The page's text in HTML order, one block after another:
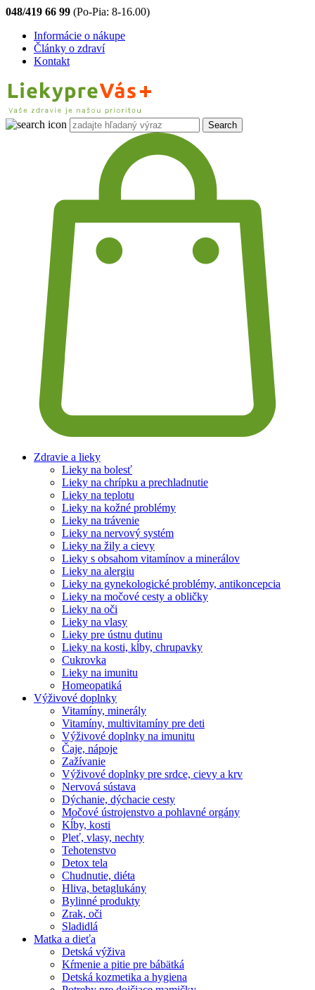
048/419 66 99 (Po-Pia: 8-16.00)
Informácie o nákupe
Články o zdraví
Kontakt
Zdravie a lieky
Lieky na bolesť
Lieky na chrípku a prechladnutie
Lieky na teplotu
Lieky na kožné problémy
Lieky na trávenie
Lieky na nervový systém
Lieky na žily a cievy
Lieky s obsahom vitamínov a minerálov
Lieky na alergiu
Lieky na gynekologické problémy, antikoncepcia
Lieky na močové cesty a obličky
Lieky na oči
Lieky na vlasy
Lieky pre ústnu dutinu
Lieky na kosti, kĺby, chrupavky
Cukrovka
Lieky na imunitu
Homeopatiká
Výživové doplnky
Vitamíny, minerály
Vitamíny, multivitamíny pre deti
Výživové doplnky na imunitu
Čaje, nápoje
Zažívanie
Výživové doplnky pre srdce, cievy a krv
Nervová sústava
Dýchanie, dýchacie cesty
Močové ústrojenstvo a pohlavné orgány
Kĺby, kosti
Pleť, vlasy, nechty
Tehotenstvo
Detox tela
Chudnutie, diéta
Hliva, betaglukány
Bylinné produkty
Zrak, oči
Sladidlá
Matka a dieťa
Detská výživa
Kŕmenie a pitie pre bábätká
Detská kozmetika a hygiena